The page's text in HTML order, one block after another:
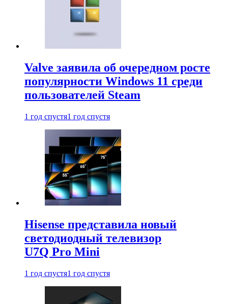
Valve заявила об очередном росте
популярности Windows 11 среди
пользователей Steam
1 год спустя1 год спустя
Hisense представила новый
светодиодный телевизор
U7Q Pro Mini
1 год спустя1 год спустя